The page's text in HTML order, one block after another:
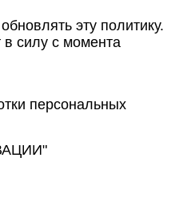
эту политику.
в силу с момента
персональных